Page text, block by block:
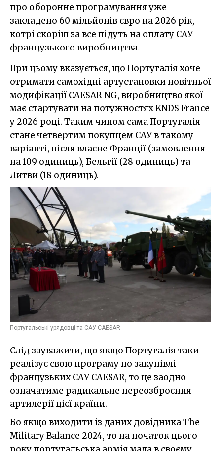
про оборонне програмування уже
закладено 60 мільйонів євро на 2026 рік,
котрі скоріш за все підуть на оплату САУ
французького виробництва.
При цьому вказується, що Португалія хоче
отримати самохідні артустановки новітньої
модифікації CAESAR NG, виробництво якої
має стартувати на потужностях KNDS France
у 2026 році. Таким чином сама Португалія
стане четвертим покупцем САУ в такому
варіанті, після власне Франції (замовлення
на 109 одиниць), Бельгії (28 одиниць) та
Литви (18 одиниць).
Португальські урядовці та САУ CAESAR
Слід зауважити, що якщо Португалія таки
реалізує свою програму по закупівлі
французьких САУ CAESAR, то це заодно
означатиме радикальне переозброєння
артилерії цієї країни.
Бо якщо виходити із даних довідника The
Military Balance 2024, то на початок цього